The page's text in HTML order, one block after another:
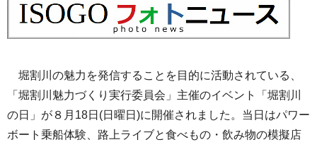
堀割川の魅力を発信することを目的に活動されている、
「堀割川魅力づくり実行委員会」主催のイベント「堀割川
の日」が８月18日(日曜日)に開催されました。当日はパワー
ボート乗船体験、路上ライブと食べもの・飲み物の模擬店